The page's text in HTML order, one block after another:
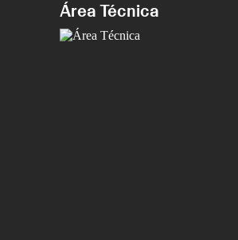
Área Técnica